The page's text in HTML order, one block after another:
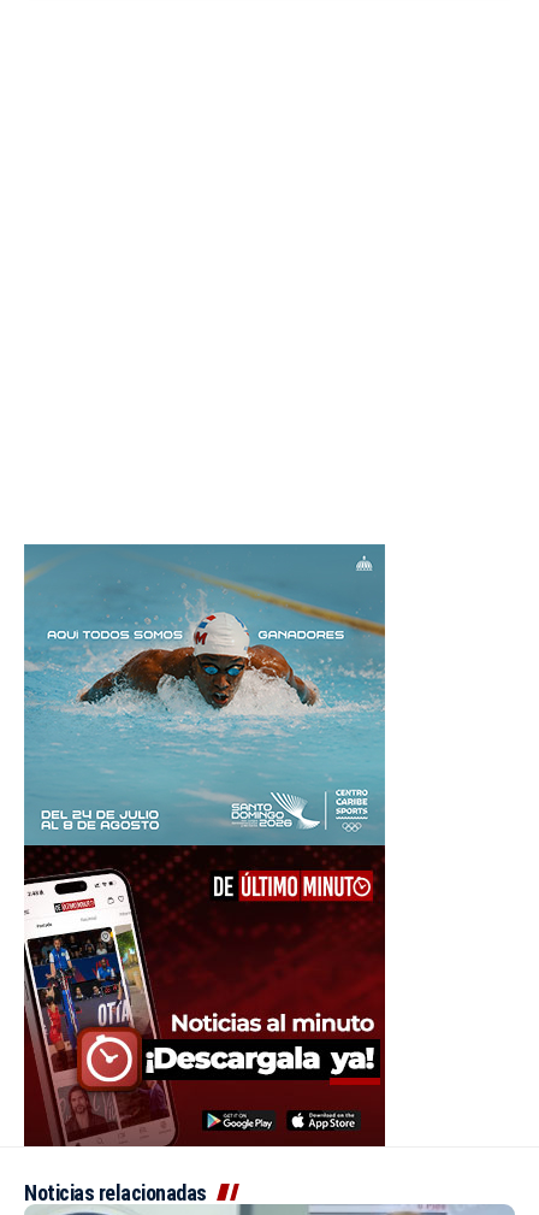
Noticias relacionadas